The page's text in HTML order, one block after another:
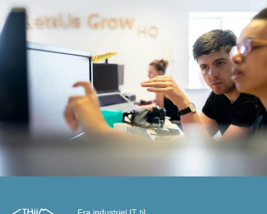
Fra industriel IT til